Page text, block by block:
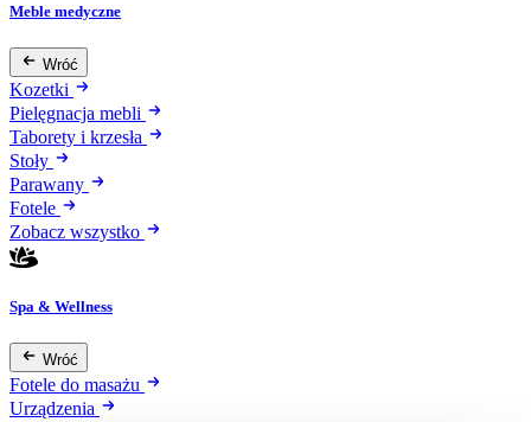
Meble medyczne
Wróć
Kozetki
Pielęgnacja mebli
Taborety i krzesła
Stoły
Parawany
Fotele
Zobacz wszystko
Spa & Wellness
Wróć
Fotele do masażu
Urządzenia